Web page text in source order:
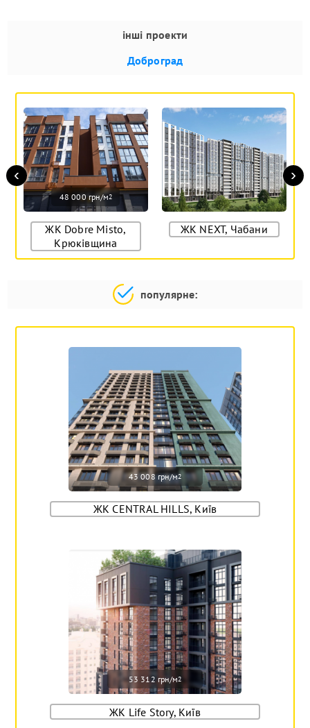
інші проекти
Доброград
48 000 грн/м2
ЖК Dobre Misto,
Крюківщина
ЖК NEXT, Чабани
‹ ›
популярне:
43 008 грн/м2
ЖК CENTRAL HILLS, Київ
53 312 грн/м2
ЖК Life Story, Київ